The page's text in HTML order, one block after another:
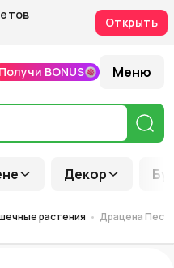
Открыть
Декор
Получи BONUS Меню
растения Драцена